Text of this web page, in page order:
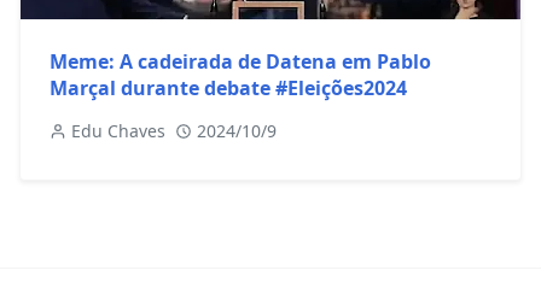
Meme: A cadeirada de Datena em Pablo
Marçal durante debate #Eleições2024
Edu Chaves 2024/10/9